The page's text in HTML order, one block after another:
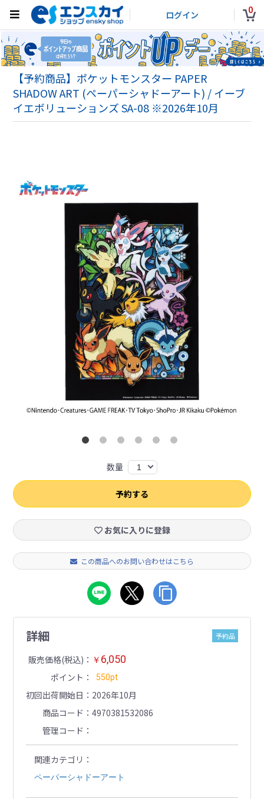
ログイン 0
【予約商品】ポケットモンスター PAPER
SHADOW ART (ペーパーシャドーアート) / イーブ
イエボリューションズ SA-08 ※2026年10月
数量 1
予約する
お気に入りに登録
この商品へのお問い合わせはこちら
詳細 予約品
販売価格(税込) ￥ 6,050
ポイント 550pt
初回出荷開始日
2026年10月
商品コード
4970381532086
管理コード
関連カテゴリ
ペーパーシャドーアート